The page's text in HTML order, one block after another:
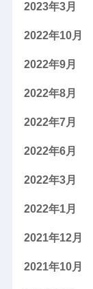
2023年3月
2022年10月
2022年9月
2022年8月
2022年7月
2022年6月
2022年3月
2022年1月
2021年12月
2021年10月